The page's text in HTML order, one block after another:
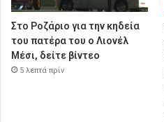
Στο Ροζάριο για την κηδεία
του πατέρα του ο Λιονέλ
Μέσι, δείτε βίντεο
5 λεπτά πρίν